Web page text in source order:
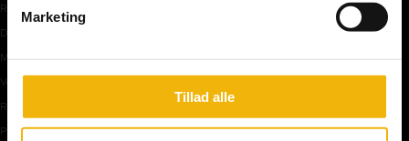
Marketing
Tillad alle
Risikoforhold
De første manøvre på vej
Manøvre på vej
Vejkryds
Rundkørsel og motorvej
Parkering, mørke og tunnel